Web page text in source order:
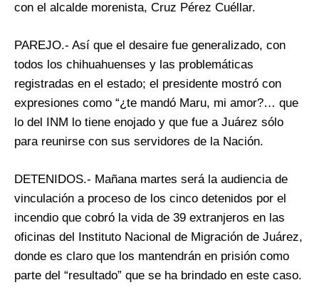
con el alcalde morenista, Cruz Pérez Cuéllar.
PAREJO.- Así que el desaire fue generalizado, con
todos los chihuahuenses y las problemáticas
registradas en el estado; el presidente mostró con
expresiones como “¿te mandó Maru, mi amor?… que
lo del INM lo tiene enojado y que fue a Juárez sólo
para reunirse con sus servidores de la Nación.
DETENIDOS.- Mañana martes será la audiencia de
vinculación a proceso de los cinco detenidos por el
incendio que cobró la vida de 39 extranjeros en las
oficinas del Instituto Nacional de Migración de Juárez,
donde es claro que los mantendrán en prisión como
parte del “resultado” que se ha brindado en este caso.